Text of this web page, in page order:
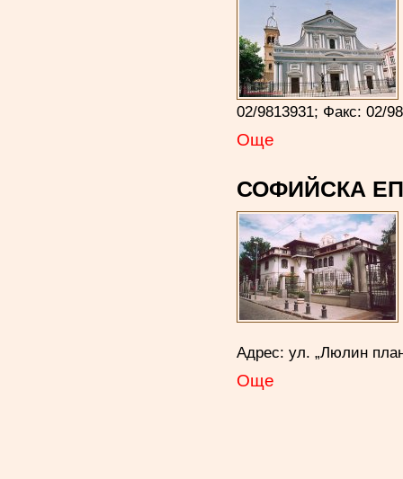
02/9813931; Факс: 02/
Още
СОФИЙСКА
Адрес: ул. „Люлин
Още